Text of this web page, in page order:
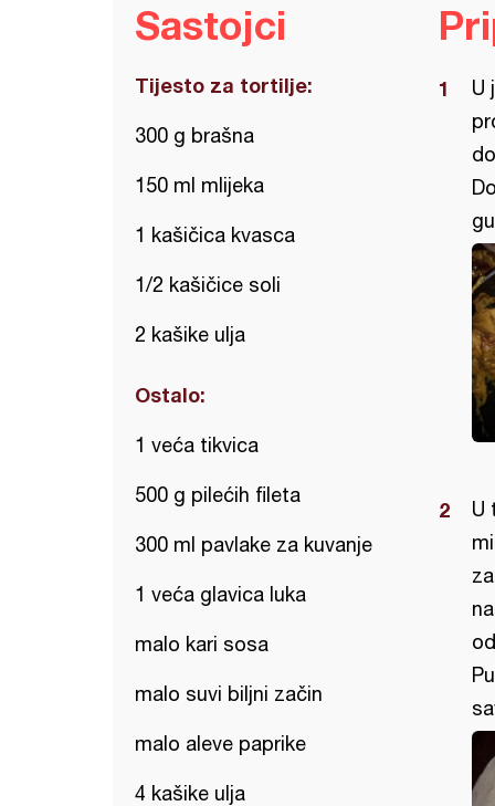
Sastojci
Tijesto za tortilje:
300 g brašna
150 ml mlijeka
1 kašičica kvasca
1/2 kašičice soli
2 kašike ulja
Ostalo:
1 veća tikvica
500 g pilećih fileta
300 ml pavlake za kuvanje
1 veća glavica luka
malo kari sosa
malo suvi biljni začin
malo aleve paprike
4 kašike ulja
U
U